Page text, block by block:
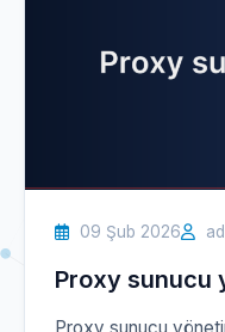
09 Şub 2026
Proxy sunucu